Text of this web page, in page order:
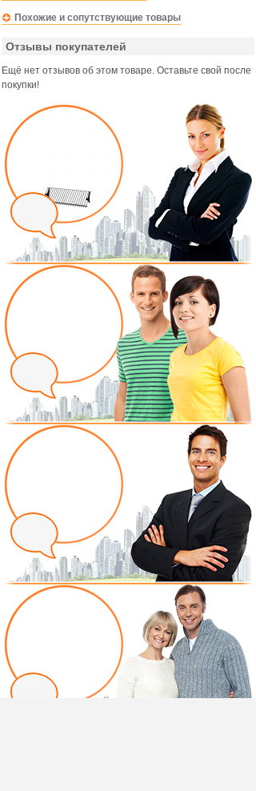
Похожие и сопутствующие товары
Отзывы покупателей
Ещё нет отзывов об этом товаре. Оставьте свой после
покупки!